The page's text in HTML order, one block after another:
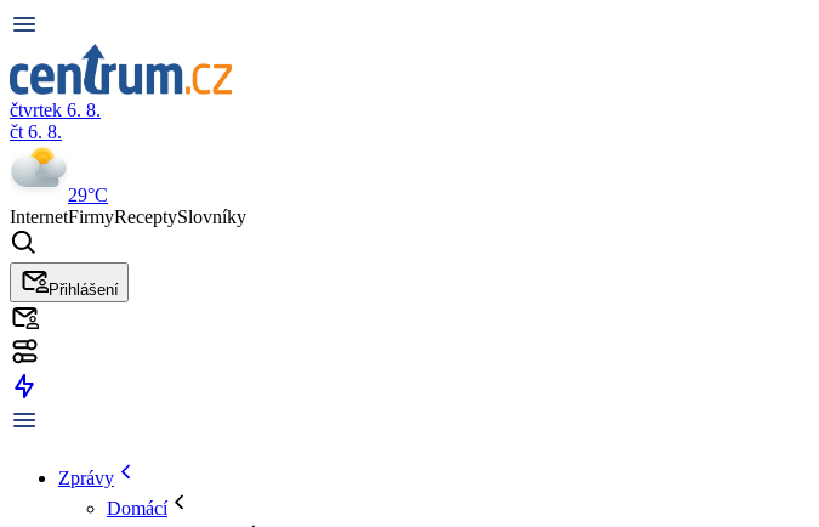
čtvrtek 6. 8.
čt 6. 8.
29°C
InternetFirmyReceptySlovníky
Přihlášení
Zprávy
Domácí